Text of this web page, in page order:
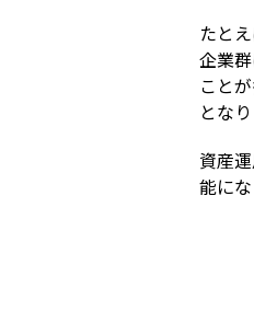
たと
企業
こと
となり
資産
能にな